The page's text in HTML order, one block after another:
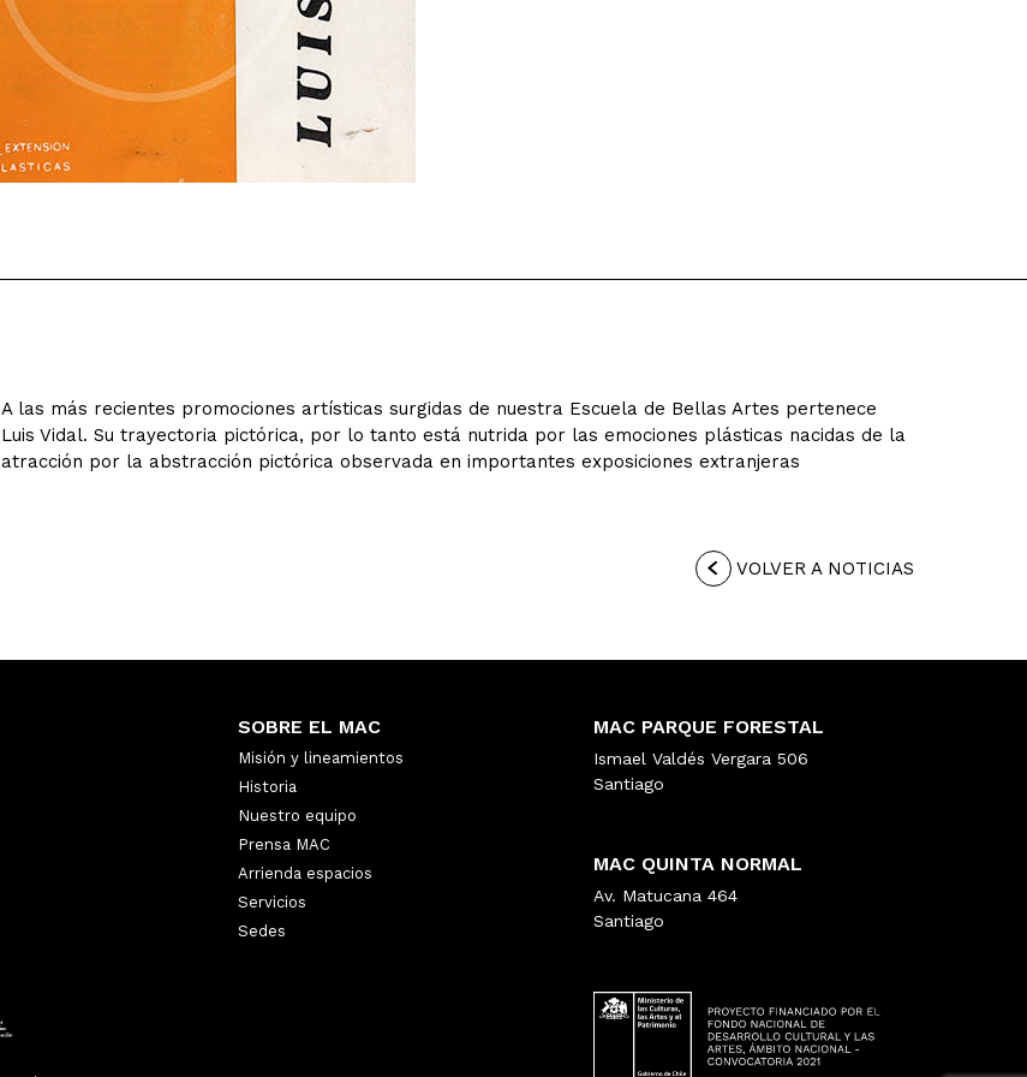
A las más recientes promociones artísticas surgidas de nuestra Escuela de Bellas Artes pertenece
Luis Vidal. Su trayectoria pictórica, por lo tanto está nutrida por las emociones plásticas nacidas de la
atracción por la abstracción pictórica observada en importantes exposiciones extranjeras
VOLVER A NOTICIAS
SOBRE EL MAC
Misión y lineamientos
Historia
Nuestro equipo
Prensa MAC
Arrienda espacios
Servicios
Sedes
MAC PARQUE FORESTAL
Ismael Valdés Vergara 506
Santiago
MAC QUINTA NORMAL
Av. Matucana 464
Santiago